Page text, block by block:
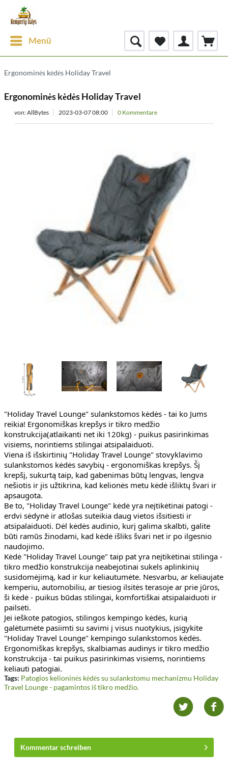
Menü
Ergonominės kėdės Holiday Travel
Ergonominės kėdės Holiday Travel
von:AllBytes 2023-03-07 08:00 0 Kommentare
"Holiday Travel Lounge" sulankstomos kėdės - tai ko Jums
reikia! Ergonomiškas krepšys ir tikro medžio
konstrukcija(atlaikanti net iki 120kg) - puikus pasirinkimas
visiems, norintiems stilingai atsipalaiduoti.
Viena iš išskirtinių "Holiday Travel Lounge" stovyklavimo
sulankstomos kėdės savybių - ergonomiškas krepšys. Šį
krepšį, sukurtą taip, kad gabenimas būtų lengvas, lengva
nešiotis ir jis užtikrina, kad kelionės metu kėdė išliktų švari ir
apsaugota.
Be to, "Holiday Travel Lounge" kėdė yra neįtikėtinai patogi -
erdvi sėdynė ir atlošas suteikia daug vietos išsitiesti ir
atsipalaiduoti. Dėl kėdės audinio, kurį galima skalbti, galite
būti ramūs žinodami, kad kėdė išliks švari net ir po ilgesnio
naudojimo.
Kėdė "Holiday Travel Lounge" taip pat yra neįtikėtinai stilinga -
tikro medžio konstrukcija neabejotinai sukels aplinkinių
susidomėjimą, kad ir kur keliautumėte. Nesvarbu, ar keliaujate
kemperiu, automobiliu, ar tiesiog ilsitės terasoje ar prie jūros,
ši kėdė - puikus būdas stilingai, komfortiškai atsipalaiduoti ir
pailsėti.
Jei ieškote patogios, stilingos kempingo kėdės, kurią
galėtumėte pasiimti su savimi į visus nuotykius, įsigykite
"Holiday Travel Lounge" kempingo sulankstomos kėdės.
Ergonomiškas krepšys, skalbiamas audinys ir tikro medžio
konstrukcija - tai puikus pasirinkimas visiems, norintiems
keliauti patogiai.
Tags: Patogios kelioninės kėdės su sulankstomu mechanizmu Holiday
Travel Lounge - pagamintos iš tikro medžio.
Kommentar schreiben